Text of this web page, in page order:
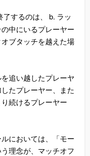
了するのは、 b. ラッ
中にいるプレーヤー
ブタッチを越えた場
追い越したプレーヤ
たプレーヤー、また
続けるプレーヤー
においては、「モー
理念が、マッチオフ